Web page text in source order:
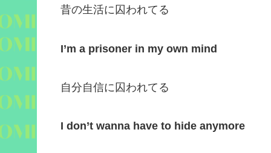
昔の生活に囚われてる
I’m a prisoner in my own mind
自分自信に囚われてる
I don’t wanna have to hide anymore